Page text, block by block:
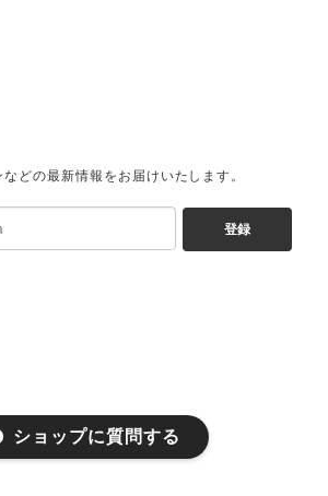
どの最新情報をお届けいたします。
登録
ショップに質問する